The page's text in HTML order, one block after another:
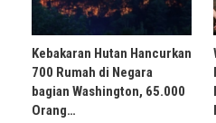
Kebakaran Hutan Hancurkan
700 Rumah di Negara
bagian Washington, 65.000
Orang…